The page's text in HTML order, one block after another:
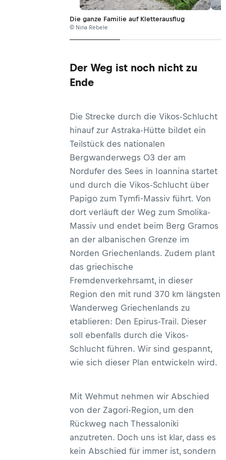
Die ganze Familie auf Kletterausflug
© Nina Rebele
Der Weg ist noch nicht zu
Ende
Die Strecke durch die Vikos-Schlucht
hinauf zur Astraka-Hütte bildet ein
Teilstück des nationalen
Bergwanderwegs O3 der am
Nordufer des Sees in Ioannina startet
und durch die Vikos-Schlucht über
Papigo zum Tymfi-Massiv führt. Von
dort verläuft der Weg zum Smolika-
Massiv und endet beim Berg Gramos
an der albanischen Grenze im
Norden Griechenlands. Zudem plant
das griechische
Fremdenverkehrsamt, in dieser
Region den mit rund 370 km längsten
Wanderweg Griechenlands zu
etablieren: Den Epirus-Trail. Dieser
soll ebenfalls durch die Vikos-
Schlucht führen. Wir sind gespannt,
wie sich dieser Plan entwickeln wird.
Mit Wehmut nehmen wir Abschied
von der Zagori-Region, um den
Rückweg nach Thessaloniki
anzutreten. Doch uns ist klar, dass es
kein Abschied für immer ist, sondern